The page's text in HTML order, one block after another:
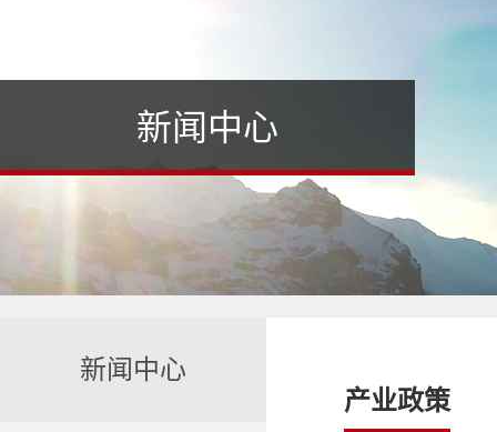
新闻中心
新闻中心
产业政策